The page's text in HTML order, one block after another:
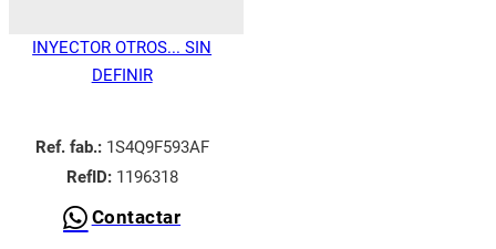
INYECTOR OTROS... SIN
DEFINIR
Ref. fab.:1S4Q9F593AF
RefID:1196318
Contactar